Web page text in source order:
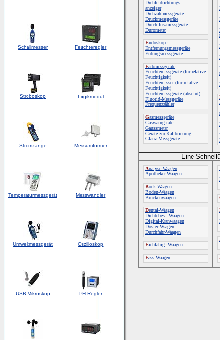
Schallmesser Feuchteregler
Stroboskop Logikmodul
Stromzange Messumformer
Temperaturmessgerät Messwandler
Umweltmessgerät Oszilloskop
USB-Mikroskop PH-Regler
Drehfeldrichtungs-
anzeiger
Drehzahlmessgeräte
Druckmessgeräte
Durchflussmessgeräte
Durometer
Endoskope
Entfernungsmessgeräte
Erdungsmessgeräte
Farbmessgeräte
Feuchtemessgeräte (für relative
Feuchtigkeit)
Feuchtemesser(für relative
Feuchtigkeit)
Feuchtemessgeräte (absolut)
Fluorid-Messgeräte
Frequenzzähler
Gasmessgeräte
Gaswarngeräte
Gaussmeter
Geräte zur Kalibrierung
Glanz-Messgeräte
Eine
Analyse-Waagen
Apotheker-Waagen
Bock-Waagen
Boden-Waagen
Brückenwaagen
Dental-Waagen
Dichtebest.-Waagen
Digital-Kranwaagen
Dosier-Waagen
Durchfahr-Waagen
Eichfähige-Waagen
Fass-Waagen